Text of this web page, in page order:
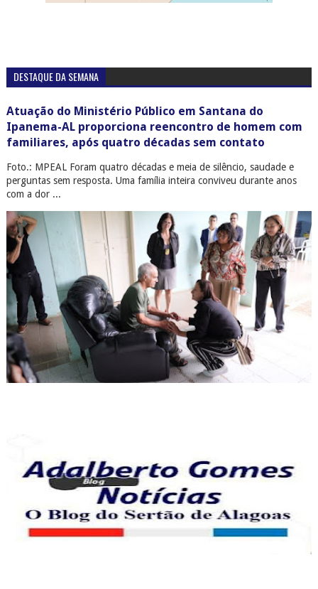
DESTAQUE DA SEMANA
Atuação do Ministério Público em Santana do
Ipanema-AL proporciona reencontro de homem com
familiares, após quatro décadas sem contato
Foto.: MPEAL Foram quatro décadas e meia de silêncio, saudade e
perguntas sem resposta. Uma família inteira conviveu durante anos
com a dor ...